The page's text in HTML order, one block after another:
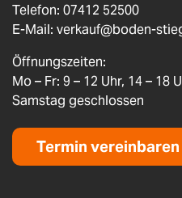
Telefon: 07412 52500
E-Mail: verkauf@boden-
Öffnungszeiten:
Mo – Fr: 9 – 12 Uhr, 14 – 18
Samstag geschlossen
Termin vereinbaren